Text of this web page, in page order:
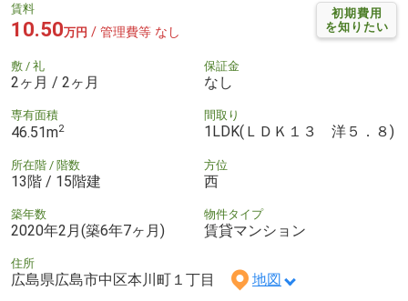
初期費用
を知りたい
賃料
10.50万円 / 管理費等 なし
敷 / 礼
2ヶ月 / 2ヶ月
保証金
なし
専有面積
46.51m2
間取り
1LDK(ＬＤＫ１３ 洋５．８)
所在階 / 階数
13階 / 15階建
方位
西
築年数
2020年2月(築6年7ヶ月)
物件タイプ
賃貸マンション
住所
広島県広島市中区本川町１丁目 地図